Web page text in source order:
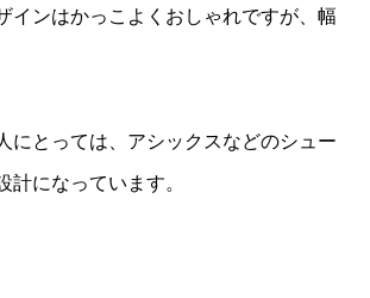
インはかっこよくおしゃれですが、幅
にとっては、アシックスなどのシュー
計になっています。